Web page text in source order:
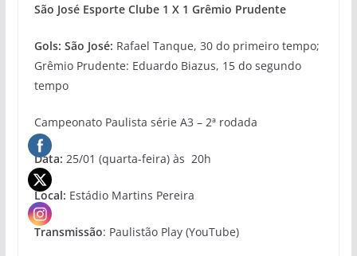
São José Esporte Clube 1 X 1 Grêmio Prudente
Gols: São José: Rafael Tanque, 30 do primeiro tempo;
Grêmio Prudente: Eduardo Biazus, 15 do segundo
tempo
Campeonato Paulista série A3 – 2ª rodada
Data: 25/01 (quarta-feira) às 20h
Local: Estádio Martins Pereira
Transmissão: Paulistão Play (YouTube)